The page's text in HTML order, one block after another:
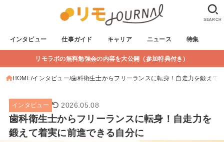
インタビュー 仕事ガイド キャリア ニュース 特集
SEARCH
リモラボの無料勉強会の内容を大公開（参加特典付き）
HOME インタビュー 歯科衛生士からフリーランスに転身！自走力を鍛えて
インタビュー 2026.05.08
歯科衛生士からフリーランスに転身！自走力を
鍛えて着実に前進できる自分に